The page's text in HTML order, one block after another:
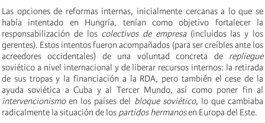
Las opciones de reformas internas, inicialmente cercanas a lo que se
había intentado en Hungría, tenían como objetivo fortalecer la
responsabilización de los colectivos de empresa(incluidos las y los
gerentes). Estos intentos fueron acompañados (para ser creíbles ante los
acreedores occidentales) de una voluntad concreta de repliegue
soviético a nivel internacional y de liberar recursos internos: la retirada
de sus tropas y la financiación a la RDA, pero también el cese de la
ayuda soviética a Cuba y al Tercer Mundo, así como poner fin al
intervencionismoen los países del bloque soviético, lo que cambiaba
radicalmente la situación de los partidos hermanosen Europa del Este.